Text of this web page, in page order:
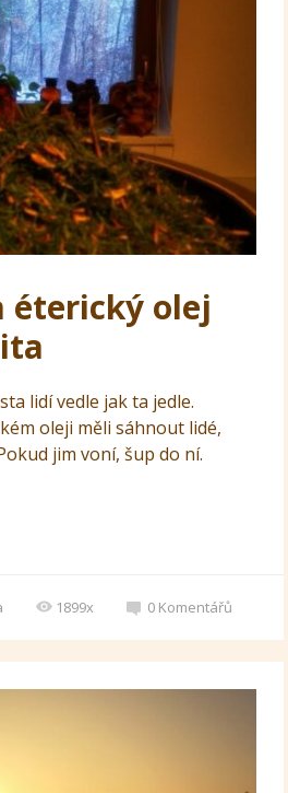
éterický olej
lidí vedle jak ta jedle.
oleji měli sáhnout lidé,
jim voní, šup do ní.
1899x 0 Komentářů